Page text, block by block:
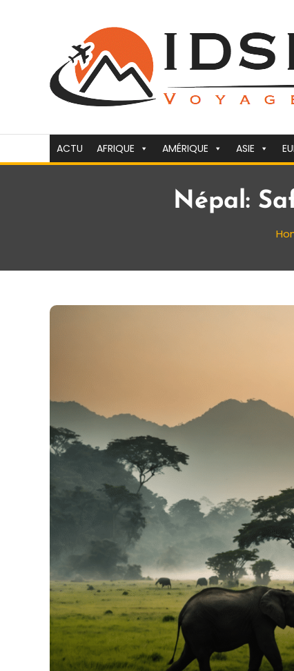
ACTU AFRIQUE AMÉRIQUE ASIE
Népal: